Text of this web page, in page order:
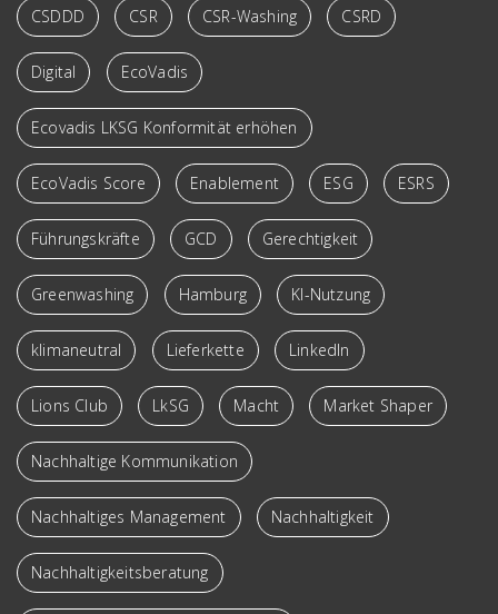
CSDDD CSR CSR-Washing CSRD
Digital EcoVadis
Ecovadis LKSG Konformität erhöhen
EcoVadis Score Enablement ESG ESRS
Führungskräfte GCD Gerechtigkeit
Greenwashing Hamburg KI-Nutzung
klimaneutral Lieferkette LinkedIn
Lions Club LkSG Macht Market Shaper
Nachhaltige Kommunikation
Nachhaltiges Management Nachhaltigkeit
Nachhaltigkeitsberatung